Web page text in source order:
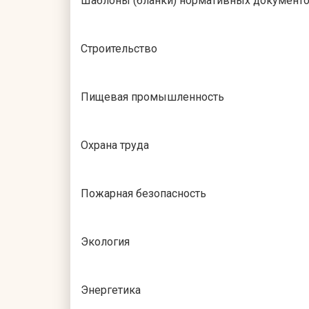
Строительство
Пищевая промышленность
Охрана труда
Пожарная безопасность
Экология
Энергетика